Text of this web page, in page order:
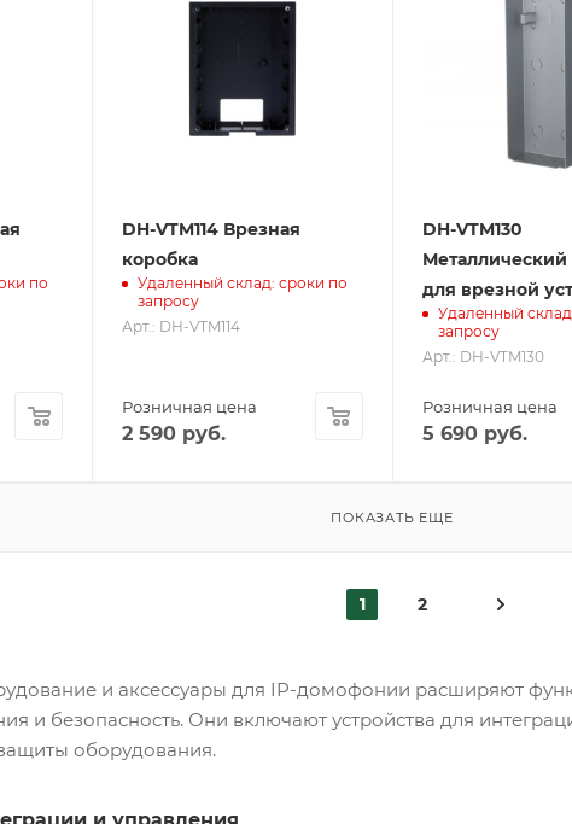
по
DH-VTM114 Врезная
коробка
Удаленный склад: сроки по
запросу
Арт.: DH-VTM114
Розничная цена
2 590 руб.
DH-VTM130
Металлический
для врезной
Удаленный
запросу
Арт.: DH-VTM130
Розничная цена
5 690руб.
ПОКАЗАТЬ ЕЩЕ
1 2
и аксессуары для IP-домофонии расширяют
и безопасность. Они включают устройства для
оборудования.
и управления